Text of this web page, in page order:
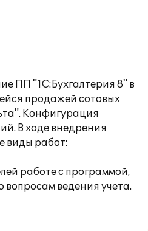
ПП "1С:Бухгалтерия 8" в
продажей сотовых
Конфигурация
В ходе внедрения
виды работ:
работе с программой,
вопросам ведения учета.